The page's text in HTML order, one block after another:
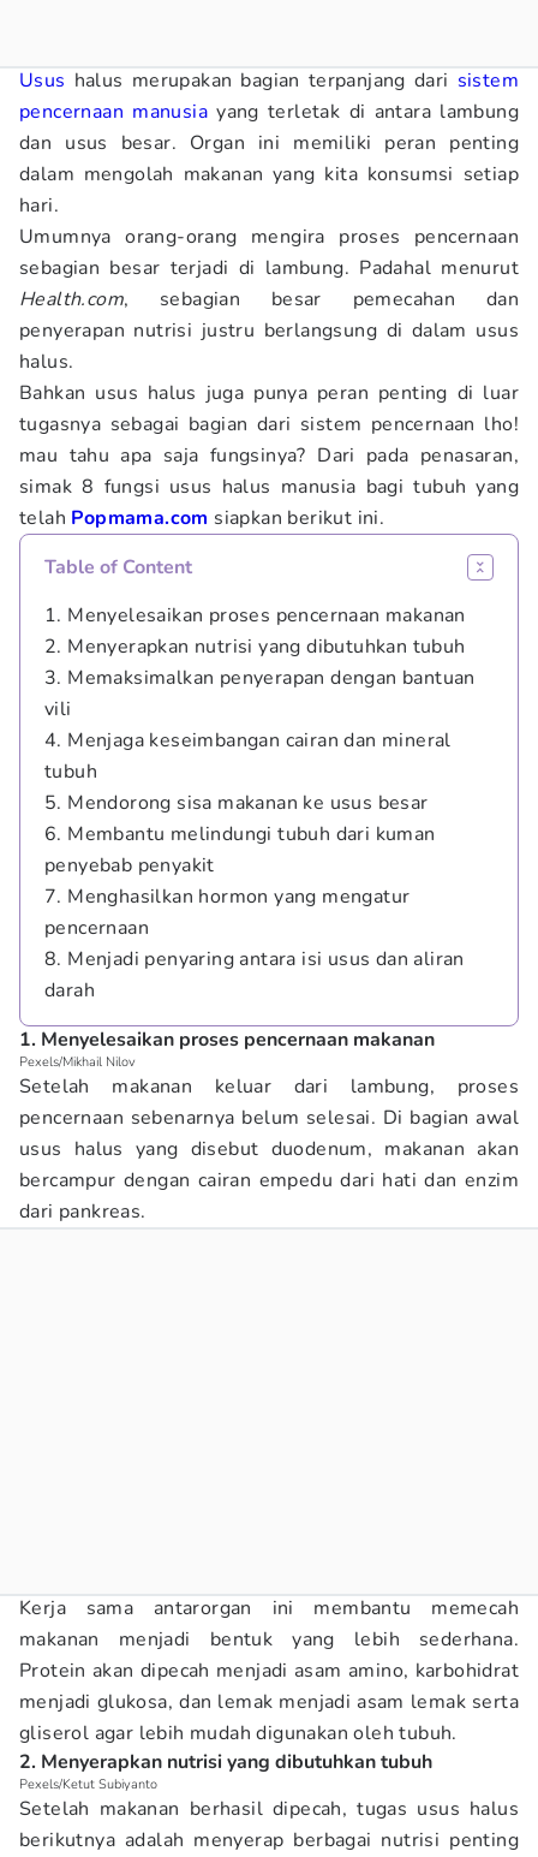
Usus halus merupakan bagian terpanjang dari sistem
pencernaan manusia yang terletak di antara lambung
dan usus besar. Organ ini memiliki peran penting
dalam mengolah makanan yang kita konsumsi setiap
hari.
Umumnya orang-orang mengira proses pencernaan
sebagian besar terjadi di lambung. Padahal menurut
Health.com, sebagian besar pemecahan dan
penyerapan nutrisi justru berlangsung di dalam usus
halus.
Bahkan usus halus juga punya peran penting di luar
tugasnya sebagai bagian dari sistem pencernaan lho!
mau tahu apa saja fungsinya? Dari pada penasaran,
simak 8 fungsi usus halus manusia bagi tubuh yang
telah Popmama.com siapkan berikut ini.
Table of Content
1. Menyelesaikan proses pencernaan makanan
2. Menyerapkan nutrisi yang dibutuhkan tubuh
3. Memaksimalkan penyerapan dengan bantuan
vili
4. Menjaga keseimbangan cairan dan mineral
tubuh
5. Mendorong sisa makanan ke usus besar
6. Membantu melindungi tubuh dari kuman
penyebab penyakit
7. Menghasilkan hormon yang mengatur
pencernaan
8. Menjadi penyaring antara isi usus dan aliran
darah
1. Menyelesaikan proses pencernaan makanan
Pexels/Mikhail Nilov
Setelah makanan keluar dari lambung, proses
pencernaan sebenarnya belum selesai. Di bagian awal
usus halus yang disebut duodenum, makanan akan
bercampur dengan cairan empedu dari hati dan enzim
dari pankreas.
Kerja sama antarorgan ini membantu memecah
makanan menjadi bentuk yang lebih sederhana.
Protein akan dipecah menjadi asam amino, karbohidrat
menjadi glukosa, dan lemak menjadi asam lemak serta
gliserol agar lebih mudah digunakan oleh tubuh.
2. Menyerapkan nutrisi yang dibutuhkan tubuh
Pexels/Ketut Subiyanto
Setelah makanan berhasil dipecah, tugas usus halus
berikutnya adalah menyerap berbagai nutrisi penting